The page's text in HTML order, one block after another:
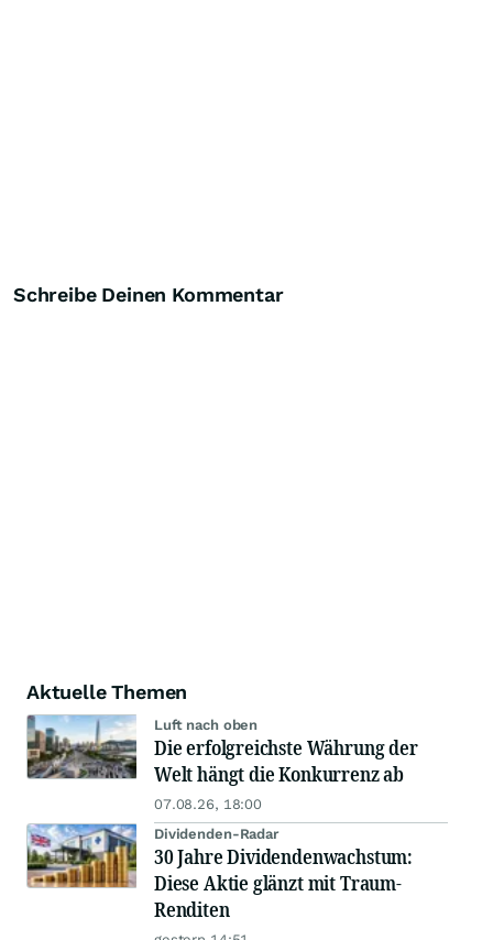
Schreibe Deinen Kommentar
Aktuelle Themen
Luft nach oben
Die erfolgreichste Währung der
Welt hängt die Konkurrenz ab
07.08.26, 18:00
Dividenden-Radar
30 Jahre Dividendenwachstum:
Diese Aktie glänzt mit Traum-
Renditen